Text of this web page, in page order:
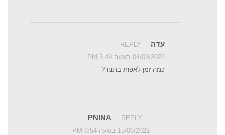
עדה
REPLY
04/03/2022 בשעה 3:49 PM
כמה זמן לאפות בתנור?
PNINA
REPLY
15/06/2022 בשעה 6:54 PM